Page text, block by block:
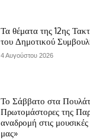
Τα θέματα της 12ης
του Δημοτικού
4 Αυγούστου 2026
Το Σάββατο στα
Πρωτομάστορες της
αναδρομή στις
μας»